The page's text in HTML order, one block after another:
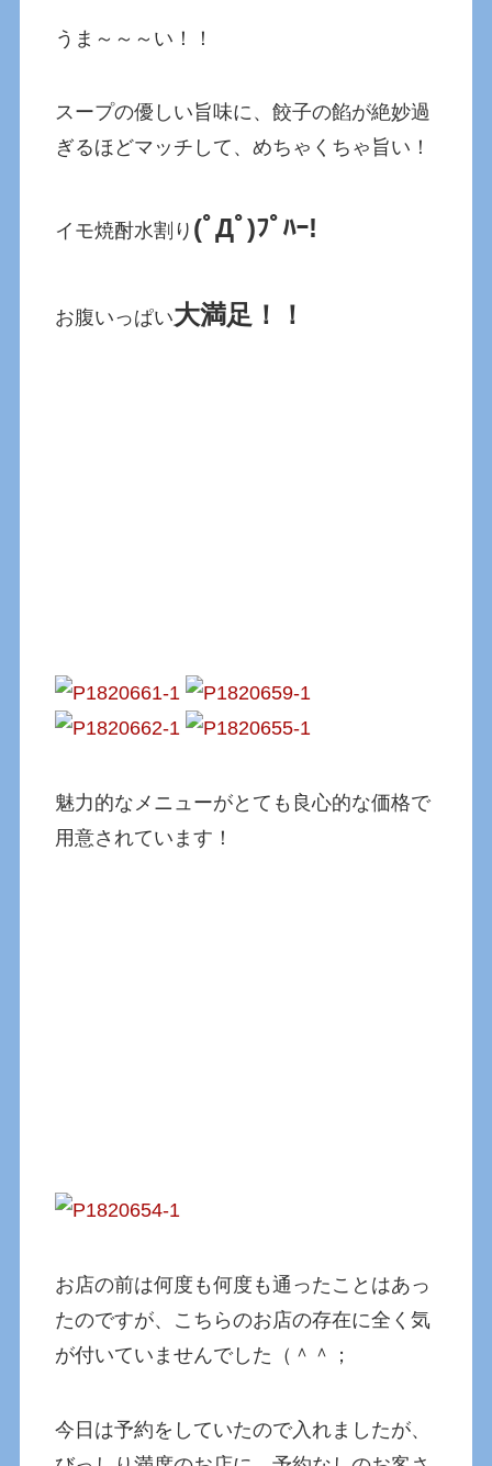
うま～～～い！！
スープの優しい旨味に、餃子の餡が絶妙過
ぎるほどマッチして、めちゃくちゃ旨い！
イモ焼酎水割り (ﾟДﾟ)ﾌﾟﾊｰ!
お腹いっぱい大満足！！
魅力的なメニューがとても良心的な価格で
用意されています！
お店の前は何度も何度も通ったことはあっ
たのですが、こちらのお店の存在に全く気
が付いていませんでした（＾＾；
今日は予約をしていたので入れましたが、